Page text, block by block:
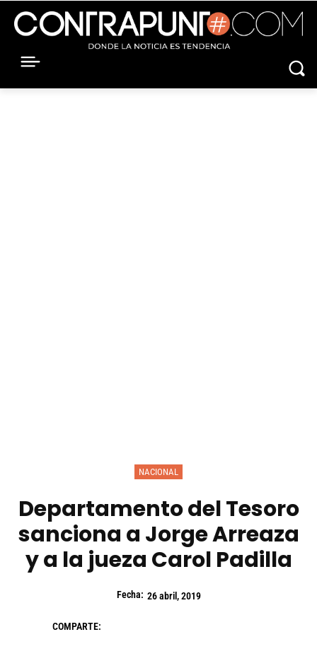
NACIONAL
Departamento del Tesoro
sanciona a Jorge Arreaza
y a la jueza Carol Padilla
Fecha: 26 abril, 2019
COMPARTE: